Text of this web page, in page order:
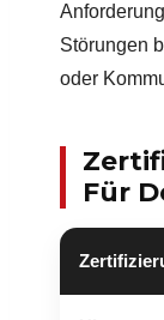
Störungen
oder
Für